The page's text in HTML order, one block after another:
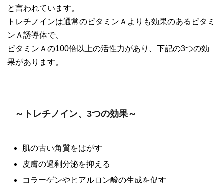
と言われています。
トレチノインは通常のビタミンＡよりも効果のあるビタミ
ンＡ誘導体で、
ビタミンＡの100倍以上の活性力があり、下記の3つの効
果があります。
～トレチノイン、3つの効果～
肌の古い角質をはがす
皮膚の過剰分泌を抑える
コラーゲンやヒアルロン酸の生成を促す